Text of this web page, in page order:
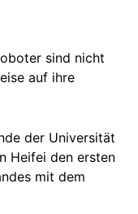
sind nicht
auf ihre
der Universität
Heifei den ersten
mit dem